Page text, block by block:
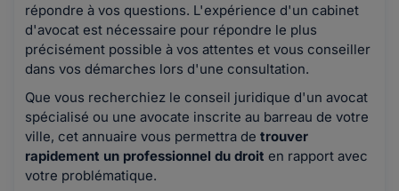
répondre à vos questions. L'expérience d'un cabinet
d'avocat est nécessaire pour répondre le plus
précisément possible à vos attentes et vous conseiller
dans vos démarches lors d'une consultation.
Que vous recherchiez le conseil juridique d'un avocat
spécialisé ou une avocate inscrite au barreau de votre
ville, cet annuaire vous permettra de trouver
rapidement un professionnel du droit en rapport avec
votre problématique.